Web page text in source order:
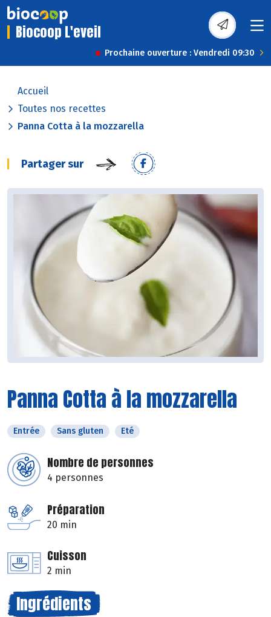
Biocoop L'eveil
Prochaine ouverture : Vendredi 09:30
Accueil
Toutes nos recettes
Panna Cotta à la mozzarella
Partager sur
Panna Cotta à la mozzarella
Entrée Sans gluten Eté
Nombre de personnes
4 personnes
Préparation
20 min
Cuisson
2 min
Ingrédients